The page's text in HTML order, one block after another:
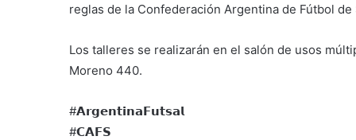
reglas de la Confederación Argentina de Fútbol de
Los talleres se realizarán en el salón de usos
Moreno 440.
#𝗔𝗿𝗴𝗲𝗻𝘁𝗶𝗻𝗮𝗙𝘂𝘁𝘀𝗮𝗹
#𝗖𝗔𝗙𝗦